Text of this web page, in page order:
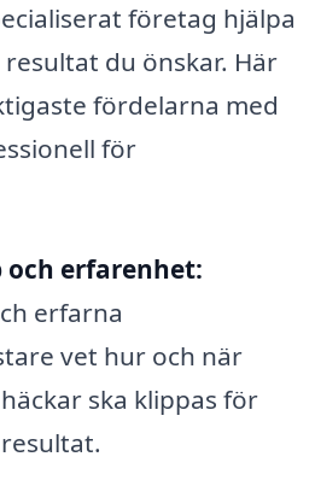
företag hjälpa
du önskar. Här
fördelarna med
för
och erfarenhet:
erfarna
vet hur och när
ska klippas för